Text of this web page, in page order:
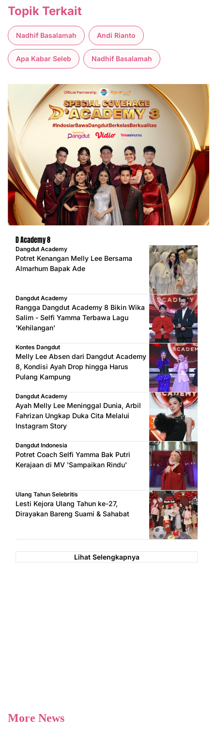
Topik Terkait
Nadhif Basalamah Andi Rianto
Apa Kabar Seleb Nadhif Basalamah
D Academy 8
Dangdut Academy
Potret Kenangan Melly Lee Bersama
Almarhum Bapak Ade
Dangdut Academy
Rangga Dangdut Academy 8 Bikin Wika
Salim - Selfi Yamma Terbawa Lagu
'Kehilangan'
Kontes Dangdut
Melly Lee Absen dari Dangdut Academy
8, Kondisi Ayah Drop hingga Harus
Pulang Kampung
Dangdut Academy
Ayah Melly Lee Meninggal Dunia, Arbil
Fahrizan Ungkap Duka Cita Melalui
Instagram Story
Dangdut Indonesia
Potret Coach Selfi Yamma Bak Putri
Kerajaan di MV 'Sampaikan Rindu'
Ulang Tahun Selebritis
Lesti Kejora Ulang Tahun ke-27,
Dirayakan Bareng Suami & Sahabat
Lihat Selengkapnya
More News